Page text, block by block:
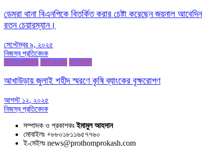
ডেমরা থানা বিএনপিকে বিতর্কিত করার চেষ্টা করেছেন জয়নাল আবেদিন
রতন চেয়ারম্যান।
সেপ্টেম্বর ৯, ২০২৫
নিজস্ব প্রতিবেদক
অর্থ ও বাণিজ্য জেলার খবর টপ নিউজ
আখাউড়ায় জুলাই শহীদ স্মরণে কৃষি ব্যাংকের বৃক্ষরোপণ
আগস্ট ১২, ২০২৫
নিজস্ব প্রতিবেদক
সম্পাদক ও প্রকাশকঃইমামুল আহসান
মোবাইলঃ +৮৮০১৮১১৬৫৭৭৬০
ই-মেইলঃ news@prothomprokash.com